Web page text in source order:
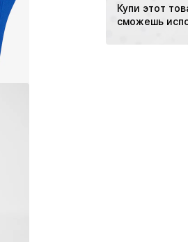
Особенности:
Купи этот
сможешь